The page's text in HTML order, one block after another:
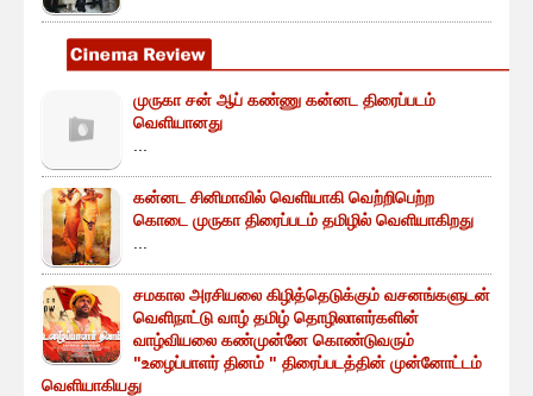
முருகா சன் ஆப் கண்ணு கன்னட திரைப்படம்
வெளியானது
கன்னட சினிமாவில் வெளியாகி வெற்றிபெற்ற
கொடை முருகா திரைப்படம் தமிழில் வெளியாகிறது
சமகால அரசியலை கிழித்தெடுக்கும் வசனங்களுடன்
வெளிநாட்டு வாழ் தமிழ் தொழிலாளர்களின்
வாழ்வியலை கண்முன்னே கொண்டுவரும்
"உழைப்பாளர் தினம் " திரைப்படத்தின் முன்னோட்டம்
வெளியாகியது